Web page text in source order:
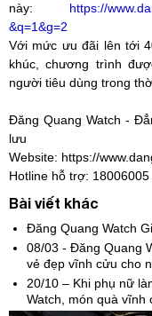
này: https://
&q=1&g=2
Với mức ưu đãi lên tới
khúc, chương trình
người tiêu dùng trong
Đăng Quang Watch -
lưu
Website: https://
Hotline hỗ trợ:
Bài viết khác
Đăng Quang Watch
08/03 - Đăng Quang
vẻ đẹp vĩnh cửu cho
20/10 – Khi phụ nữ
Watch, món quà vĩnh